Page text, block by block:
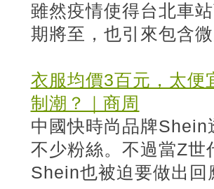
雖然疫情使得台北車
期將至，也引來包含
衣服均價3百元，太便
制潮？｜商周
中國快時尚品牌
不少粉絲。不過當Z世
Shein也被迫要做出回